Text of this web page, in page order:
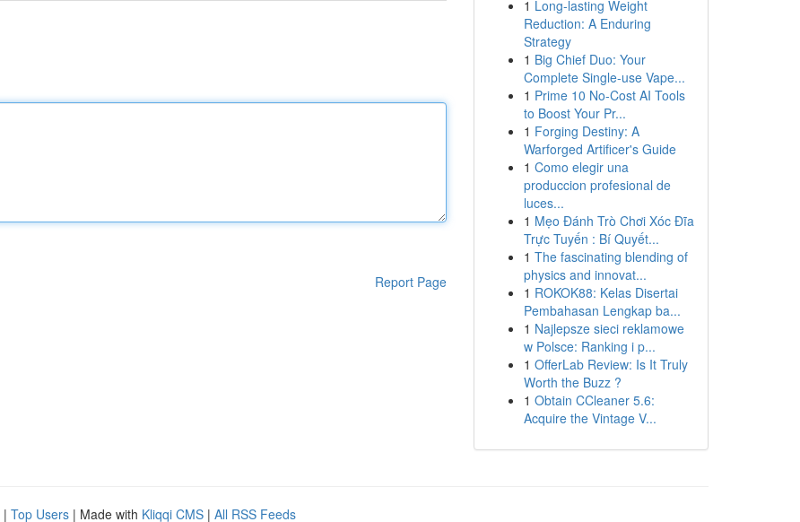
Report Page
1 Long-lasting Weight
Reduction: A Enduring
Strategy
1 Big Chief Duo: Your
Complete Single-use Vape...
1 Prime 10 No-Cost AI Tools
to Boost Your Pr...
1 Forging Destiny: A
Warforged Artificer's Guide
1 Como elegir una
produccion profesional de
luces...
1 Mẹo Đánh Trò Chơi Xóc Đĩa
Trực Tuyến : Bí Quyết...
1 The fascinating blending of
physics and innovat...
1 ROKOK88: Kelas Disertai
Pembahasan Lengkap ba...
1 Najlepsze sieci reklamowe
w Polsce: Ranking i p...
1 OfferLab Review: Is It Truly
Worth the Buzz ?
1 Obtain CCleaner 5.6:
Acquire the Vintage V...
| Top Users | Made with Kliqqi CMS | All RSS Feeds